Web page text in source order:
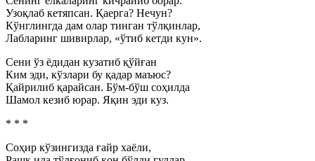
Узоқлаб кетяпсан. Қаерга? Нечун?
Кўнглингда дам олар тинган тўлқинлар,
Лабларинг шивирлар, «ўтиб кетди кун».
Сени ўз ёдидан кузатиб қўйған
Ким эди, кўзлари бу қадар маъюс?
Қайрилиб қарайсан. Бўм-бўш соҳилда
Шамол кезиб юрар. Яқин эди куз.
* * *
Соҳир кўзингизда ғайр хаёли,